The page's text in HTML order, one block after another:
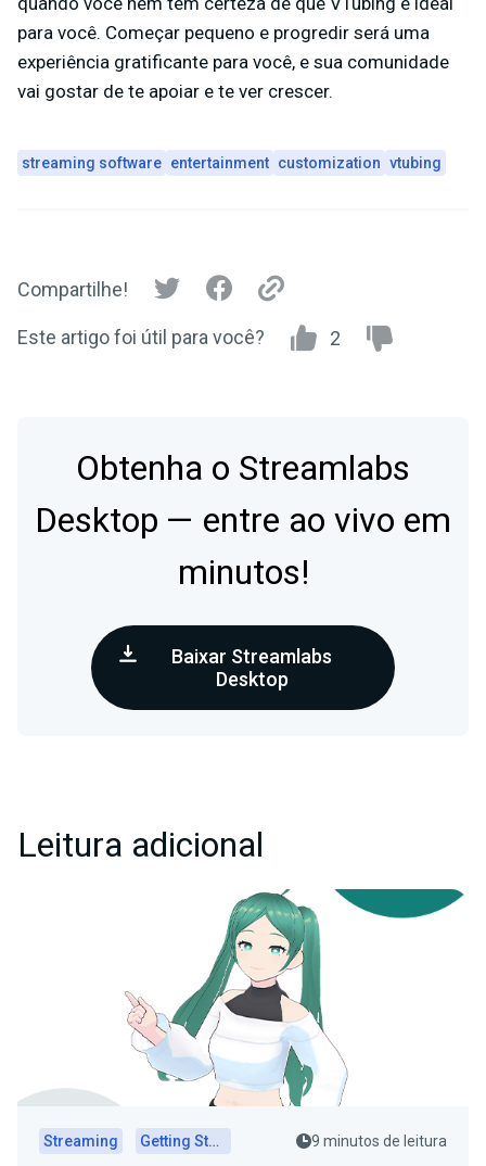
para você. Começar pequeno e progredir será uma
experiência gratificante para você, e sua comunidade
vai gostar de te apoiar e te ver crescer.
streaming software entertainment customization vtubing
Compartilhe!
Este artigo foi útil para você? 2
Obtenha o Streamlabs
Desktop — entre ao vivo em
minutos!
Baixar Streamlabs
Desktop
Leitura adicional
Streaming Getting Started 9 minutos de leitura